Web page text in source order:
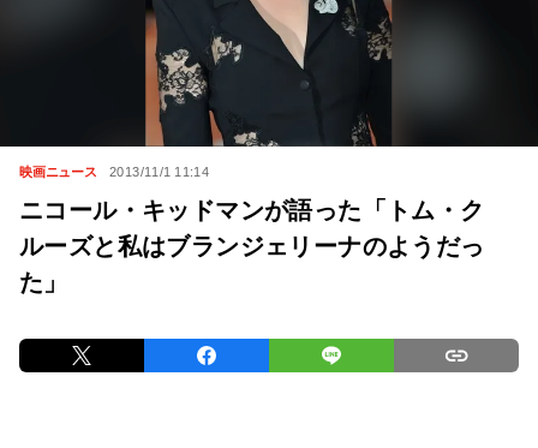
映画ニュース 2013/11/1 11:14
ニコール・キッドマンが語った「トム・ク
ルーズと私はブランジェリーナのようだっ
た」